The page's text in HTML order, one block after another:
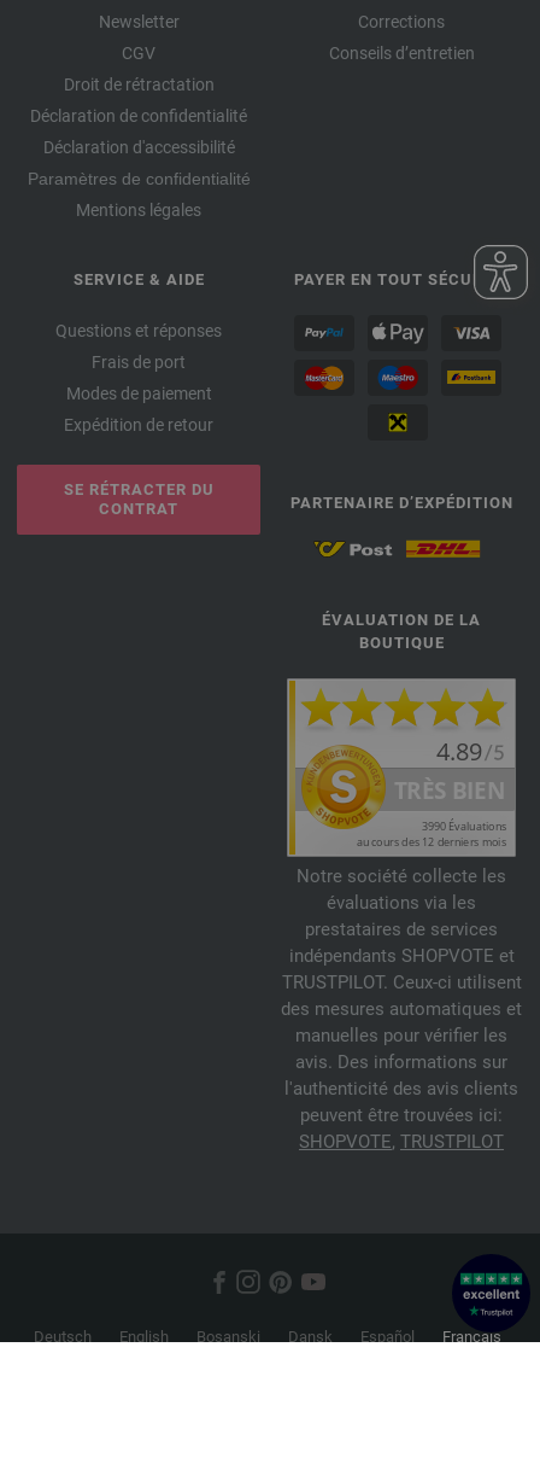
Newsletter
CGV
Droit de rétractation
Déclaration de confidentialité
Déclaration d'accessibilité
Paramètres de confidentialité
Mentions légales
Corrections
Conseils d’entretien
SERVICE & AIDE
Questions et réponses
Frais de port
Modes de paiement
Expédition de retour
SE RÉTRACTER DU
CONTRAT
PAYER EN TOUT SÉCURITÉ
PARTENAIRE D’EXPÉDITION
ÉVALUATION DE LA
BOUTIQUE
Notre société collecte les
évaluations via les
prestataires de services
indépendants SHOPVOTE et
TRUSTPILOT. Ceux-ci utilisent
des mesures automatiques et
manuelles pour vérifier les
avis. Des informations sur
l'authenticité des avis clients
peuvent être trouvées ici:
SHOPVOTE, TRUSTPILOT
Deutsch English Bosanski Dansk Español
Français